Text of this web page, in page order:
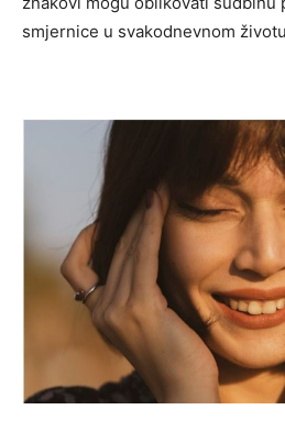
smjernice u svakodnevnom